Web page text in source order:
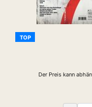
TOP
Der Preis kann